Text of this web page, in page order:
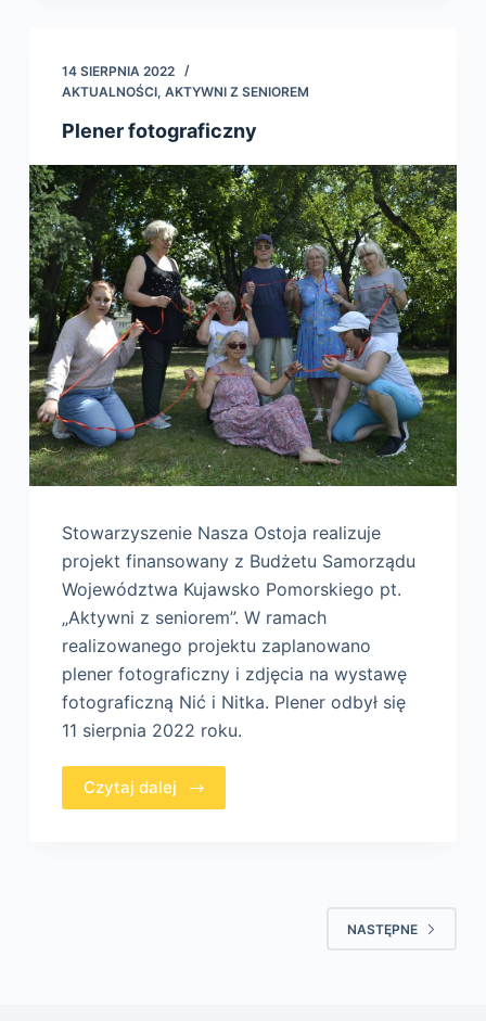
14 SIERPNIA 2022
AKTUALNOŚCI, AKTYWNI Z SENIOREM
Plener fotograficzny
Stowarzyszenie Nasza Ostoja realizuje
projekt finansowany z Budżetu Samorządu
Województwa Kujawsko Pomorskiego pt.
„Aktywni z seniorem”. W ramach
realizowanego projektu zaplanowano
plener fotograficzny i zdjęcia na wystawę
fotograficzną Nić i Nitka. Plener odbył się
11 sierpnia 2022 roku.
Czytaj dalej
NASTĘPNE